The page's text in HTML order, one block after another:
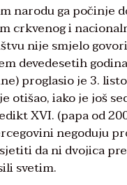
narodu ga počinje
crkvenog i
nije smjelo
devedesetih
proglasio je 3.
iako je još
XVI. (papa od
negoduju
da ni dvojica
svetim.